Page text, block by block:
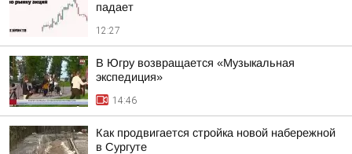
падает
12:27
В Югру возвращается «Музыкальная
экспедиция»
14:46
Как продвигается стройка новой набережной
в Сургуте